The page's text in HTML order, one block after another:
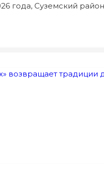
года, Суземский